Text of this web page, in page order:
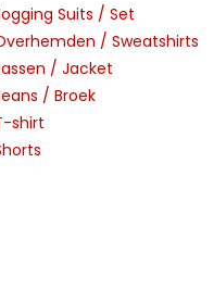
Suits / Set
/ Sweatshirts
/ Jacket
/ Broek
shirt